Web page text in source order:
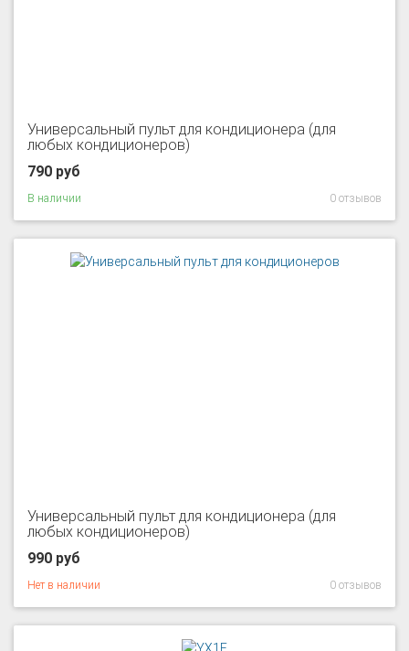
Универсальный пульт для кондиционера (для
любых кондиционеров)
790 руб
В наличии 0 отзывов
Универсальный пульт для кондиционера (для
любых кондиционеров)
990 руб
Нет в наличии 0 отзывов